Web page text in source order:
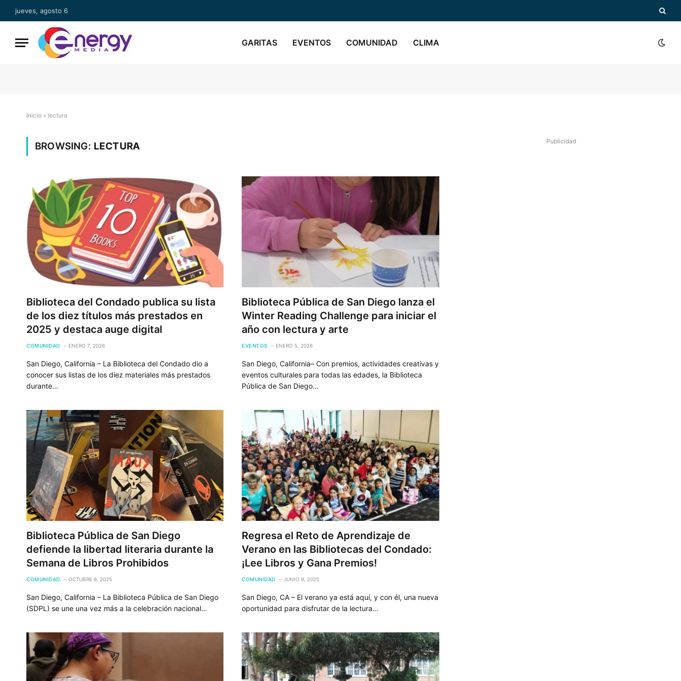
jueves, agosto 6
GARITAS EVENTOS COMUNIDAD CLIMA
Inicio » lectura
BROWSING: LECTURA
Biblioteca del Condado publica su lista
de los diez títulos más prestados en
2025 y destaca auge digital
COMUNIDAD ENERO 7, 2026
San Diego, California – La Biblioteca del Condado dio a
conocer sus listas de los diez materiales más prestados
durante…
Biblioteca Pública de San Diego lanza el
Winter Reading Challenge para iniciar el
año con lectura y arte
EVENTOS ENERO 5, 2026
San Diego, California– Con premios, actividades creativas y
eventos culturales para todas las edades, la Biblioteca
Pública de San Diego…
Biblioteca Pública de San Diego
defiende la libertad literaria durante la
Semana de Libros Prohibidos
COMUNIDAD OCTUBRE 6, 2025
San Diego, California – La Biblioteca Pública de San Diego
(SDPL) se une una vez más a la celebración nacional…
Regresa el Reto de Aprendizaje de
Verano en las Bibliotecas del Condado:
¡Lee Libros y Gana Premios!
COMUNIDAD JUNIO 9, 2025
San Diego, CA – El verano ya está aquí, y con él, una nueva
oportunidad para disfrutar de la lectura…
Publicidad